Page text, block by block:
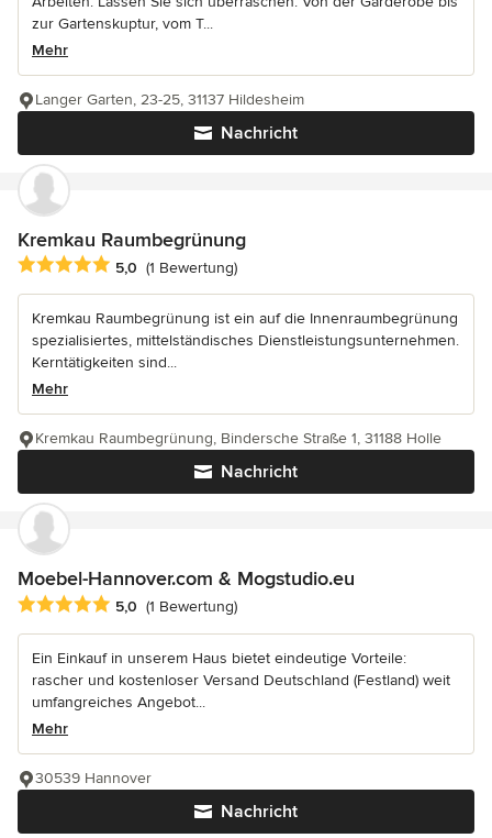
zur Gartenskuptur, vom T...
Mehr
Nachricht
Langer Garten, 23-25, 31137 Hildesheim
Kremkau Raumbegrünung
Durchschnittliche Bewertung: 5 von 5 Sternen
5,0 (1 Bewertung)
Kremkau Raumbegrünung ist ein auf die Innenraumbegrünung
spezialisiertes, mittelständisches Dienstleistungsunternehmen.
Kerntätigkeiten sind...
Mehr
Nachricht
Kremkau Raumbegrünung, Bindersche Straße 1, 31188 Holle
Moebel-Hannover.com & Mogstudio.eu
Durchschnittliche Bewertung: 5 von 5 Sternen
5,0 (1 Bewertung)
Ein Einkauf in unserem Haus bietet eindeutige Vorteile:
rascher und kostenloser Versand Deutschland (Festland) weit
umfangreiches Angebot...
Mehr
Nachricht
30539 Hannover